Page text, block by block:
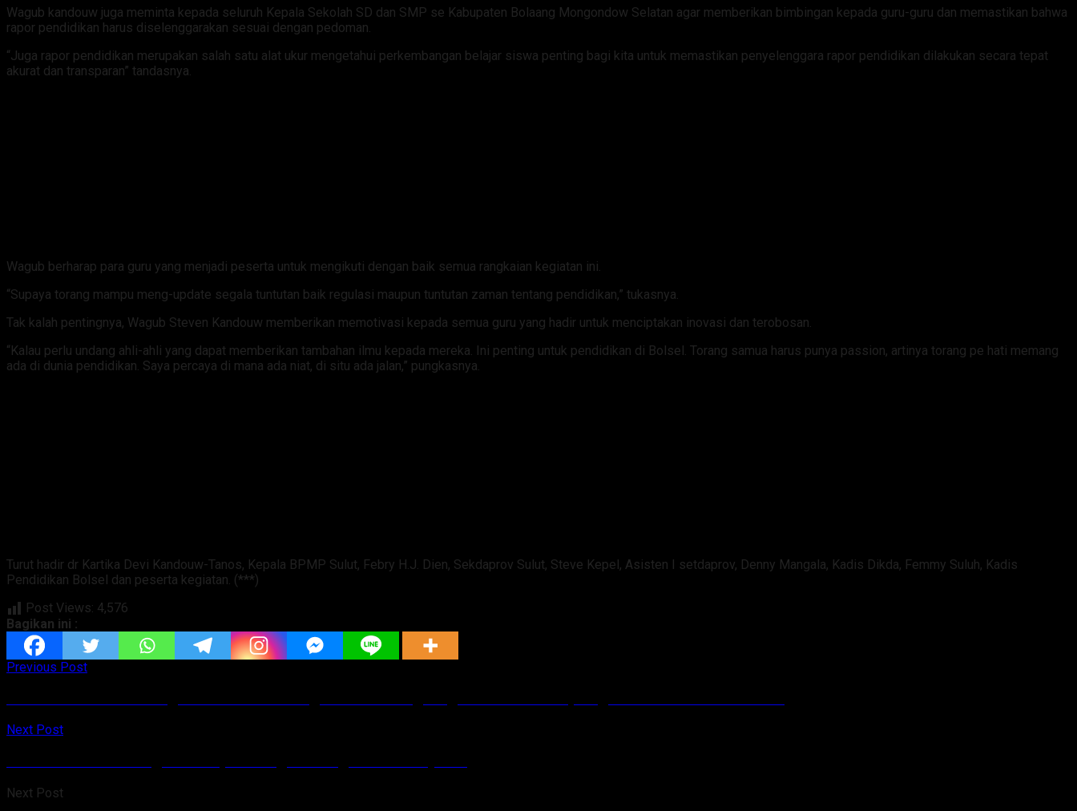
Wagub kandouw juga meminta kepada seluruh Kepala Sekolah SD dan SMP se Kabupaten Bolaang Mongondow Selatan agar memberikan bimbingan kepada guru-guru dan memastikan bahwa
rapor pendidikan harus diselenggarakan sesuai dengan pedoman.
“Juga rapor pendidikan merupakan salah satu alat ukur mengetahui perkembangan belajar siswa penting bagi kita untuk memastikan penyelenggara rapor pendidikan dilakukan secara tepat
akurat dan transparan” tandasnya.
Wagub berharap para guru yang menjadi peserta untuk mengikuti dengan baik semua rangkaian kegiatan ini.
“Supaya torang mampu meng-update segala tuntutan baik regulasi maupun tuntutan zaman tentang pendidikan,” tukasnya.
Tak kalah pentingnya, Wagub Steven Kandouw memberikan memotivasi kepada semua guru yang hadir untuk menciptakan inovasi dan terobosan.
“Kalau perlu undang ahli-ahli yang dapat memberikan tambahan ilmu kepada mereka. Ini penting untuk pendidikan di Bolsel. Torang samua harus punya passion, artinya torang pe hati memang
ada di dunia pendidikan. Saya percaya di mana ada niat, di situ ada jalan,” pungkasnya.
Turut hadir dr Kartika Devi Kandouw-Tanos, Kepala BPMP Sulut, Febry H.J. Dien, Sekdaprov Sulut, Steve Kepel, Asisten I setdaprov, Denny Mangala, Kadis Dikda, Femmy Suluh, Kadis
Pendidikan Bolsel dan peserta kegiatan. (***)
Post Views: 4,576
Bagikan ini :
Previous Post
Next Post
Next Post